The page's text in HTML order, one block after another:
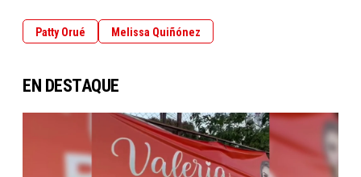
Patty Orué Melissa Quiñónez
EN DESTAQUE